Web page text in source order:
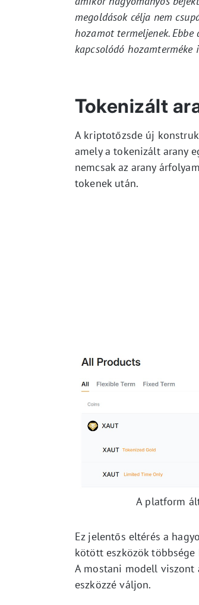
megoldások célja nem
hozamot termeljenek.
kapcsolódó hozamterméke
Tokenizált
A kriptotőzsde új
amely a tokenizált arany
nemcsak az arany
tokenek után.
A platform
Ez jelentős eltérés a
kötött eszközök
A mostani modell viszont
eszközzé váljon.